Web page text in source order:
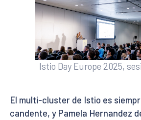
Istio Day Europe 2025,
El multi-cluster de Istio es
candente, y Pamela Hernandez